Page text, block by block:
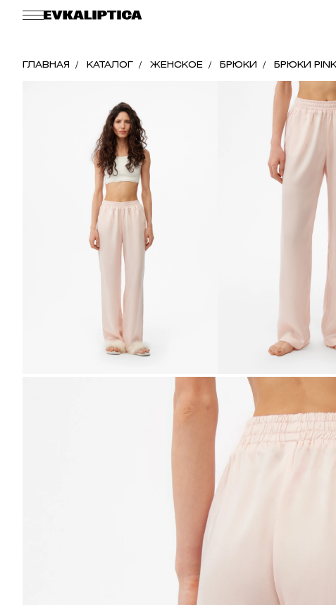
ГЛАВНАЯ КАТАЛОГ ЖЕНСКОЕ БРЮКИ БРЮКИ